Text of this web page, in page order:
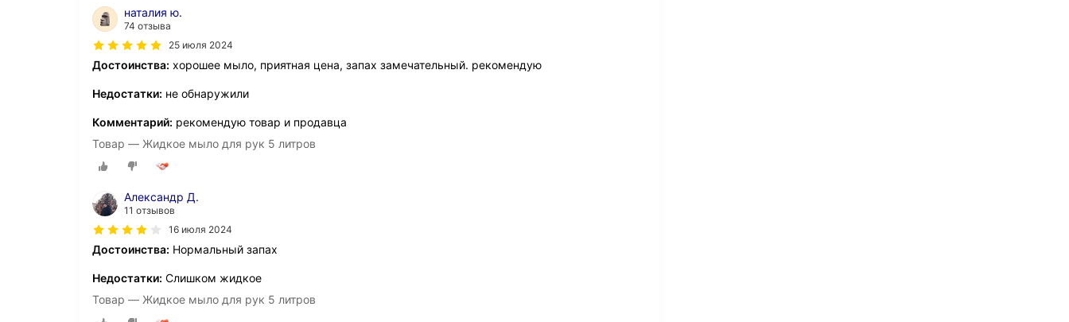
наталия ю.
74 отзыва
25 июля 2024
Достоинства: хорошее мыло, приятная цена, запах замечательный. рекомендую
Недостатки: не обнаружили
Комментарий: рекомендую товар и продавца
Товар — Жидкое мыло для рук 5 литров
Александр Д.
11 отзывов
16 июля 2024
Достоинства: Нормальный запах
Недостатки: Слишком жидкое
Товар — Жидкое мыло для рук 5 литров